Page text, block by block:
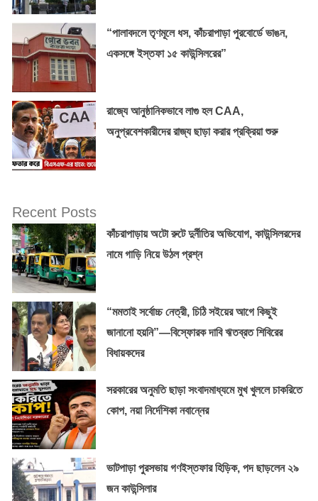
“পালাবদলে তৃণমূলে ধস, কাঁচরাপাড়া পুরবোর্ডে ভাঙন,
একসঙ্গে ইস্তফা ১৫ কাউন্সিলরের”
রাজ্যে আনুষ্ঠানিকভাবে লাগু হল CAA,
অনুপ্রবেশকারীদের রাজ্য ছাড়া করার প্রক্রিয়া শুরু
Recent Posts
কাঁচরাপাড়ায় অটো রুটে দুর্নীতির অভিযোগ, কাউন্সিলরদের
নামে গাড়ি নিয়ে উঠল প্রশ্ন
“মমতাই সর্বোচ্চ নেত্রী, চিঠি সইয়ের আগে কিছুই
জানানো হয়নি”—বিস্ফোরক দাবি ঋতব্রত শিবিরের
বিধায়কদের
সরকারের অনুমতি ছাড়া সংবাদমাধ্যমে মুখ খুললে চাকরিতে
কোপ, নয়া নির্দেশিকা নবান্নের
ভাটপাড়া পুরসভায় গণইস্তফার হিড়িক, পদ ছাড়লেন ২৯
জন কাউন্সিলার